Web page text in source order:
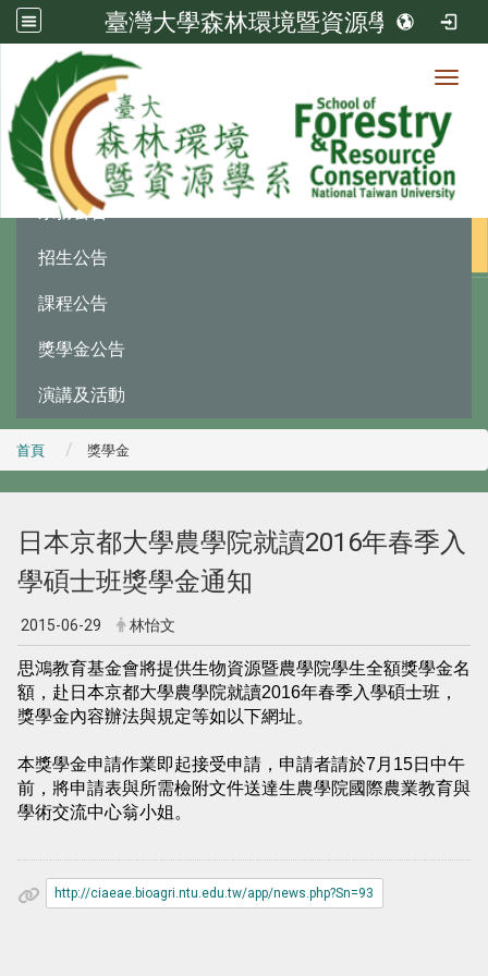
臺灣大學森林環境暨資源學系
最新消息
系務公告
招生公告
課程公告
獎學金公告
演講及活動
首頁 獎學金
日本京都大學農學院就讀2016年春季入
學碩士班獎學金通知
2015-06-29 林怡文
思鴻教育基金會將提供生物資源暨農學院學生全額獎學金名
額，赴日本京都大學農學院就讀2016年春季入學碩士班，
獎學金內容辦法與規定等如以下網址。
本獎學金申請作業即起接受申請，申請者請於7月15日中午
前，將申請表與所需檢附文件送達生農學院國際農業教育與
學術交流中心翁小姐。
http://ciaeae.bioagri.ntu.edu.tw/app/news.php?Sn=93